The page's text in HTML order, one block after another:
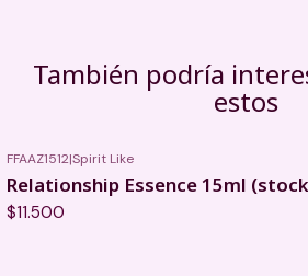
También podría
estos
FFAAZ1512|Spirit Like
Relationship Essence 15ml
$11.500